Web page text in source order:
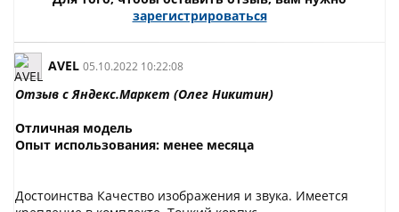
зарегистрироваться
AVEL 05.10.2022 10:22:08
Отзыв с Яндекс.Маркет (Олег Никитин)
Отличная модель
Опыт использования: менее месяца
Достоинства Качество изображения и звука. Имеется